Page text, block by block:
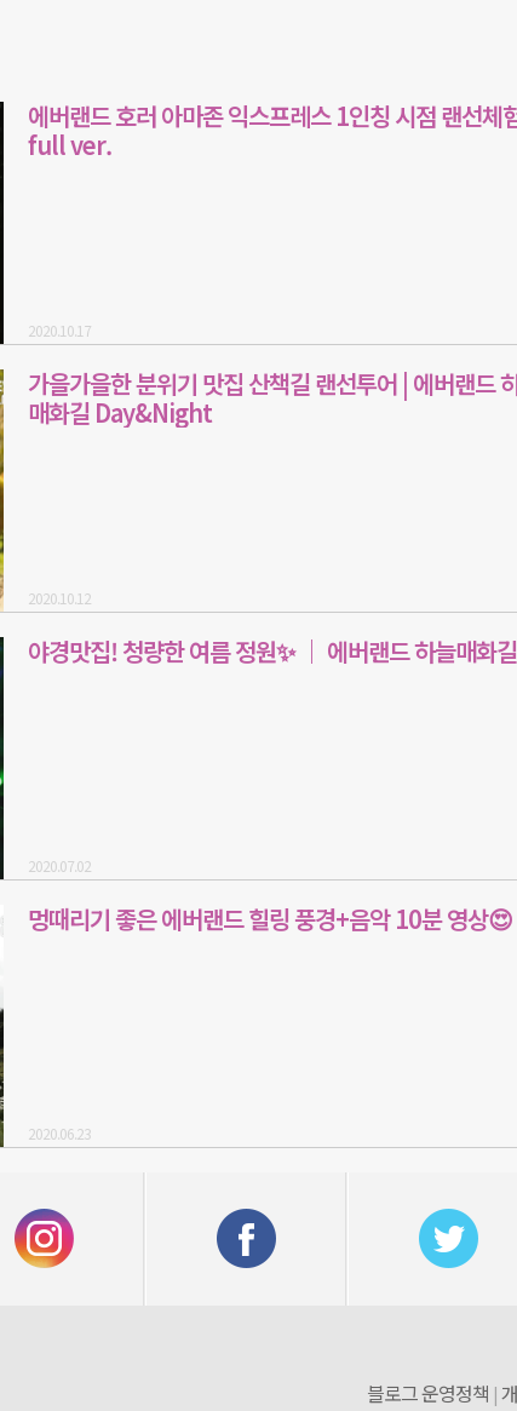
에버랜드 호러 아마존 익스프레스 1인칭 시점 랜선체
full ver.
2020.10.17
가을가을한 분위기 맛집 산책길 랜선투어 | 에버랜드
매화길 Day&Night
2020.10.12
야경맛집! 청량한 여름 정원✨ ｜ 에버랜드 하늘매화길
2020.07.02
멍때리기 좋은 에버랜드 힐링 풍경+음악 10분 영상😍
2020.06.23
블로그 운영정책 |